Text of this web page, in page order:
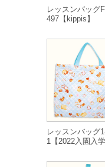
レッスンバッグ
497【kippis】
レッスンバッグ
1【2022入園入学